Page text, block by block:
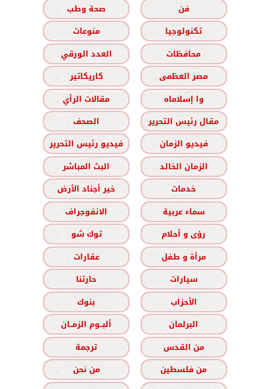
فن
صحة وطب
تكنولوجيا
منوعات
محافظات
العدد الورقي
مصر العظمى
كاريكاتير
وا إسلاماه
مقالات الرأي
مقال رئيس التحرير
الصحف
فيديو الزمان
فيديو رئيس التحرير
الزمان الخالد
البث المباشر
خدمات
خير أجناد الأرض
سماء عربية
الانفوجراف
رؤى و أحلام
توك شو
مرأة و طفل
عقارات
سيارات
حارتنا
الأحزاب
بنوك
البرلمان
ألبــوم الزمــان
من القدس
ترجمة
من فلسطين
من نحن